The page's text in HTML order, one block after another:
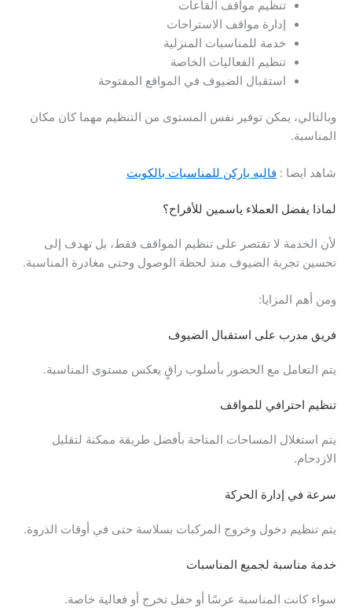
تنظيم مواقف القاعات
إدارة مواقف الاستراحات
خدمة للمناسبات المنزلية
تنظيم الفعاليات الخاصة
استقبال الضيوف في المواقع المفتوحة
وبالتالي، يمكن توفير نفس المستوى من التنظيم مهما كان مكان
المناسبة.
شاهد ايضا : فاليه باركن للمناسبات بالكويت
لماذا يفضل العملاء ياسمين للأفراح؟
لأن الخدمة لا تقتصر على تنظيم المواقف فقط، بل تهدف إلى
تحسين تجربة الضيوف منذ لحظة الوصول وحتى مغادرة المناسبة.
ومن أهم المزايا:
فريق مدرب على استقبال الضيوف
يتم التعامل مع الحضور بأسلوب راقٍ يعكس مستوى المناسبة.
تنظيم احترافي للمواقف
يتم استغلال المساحات المتاحة بأفضل طريقة ممكنة لتقليل
الازدحام.
سرعة في إدارة الحركة
يتم تنظيم دخول وخروج المركبات بسلاسة حتى في أوقات الذروة.
خدمة مناسبة لجميع المناسبات
سواء كانت المناسبة عرسًا أو حفل تخرج أو فعالية خاصة.